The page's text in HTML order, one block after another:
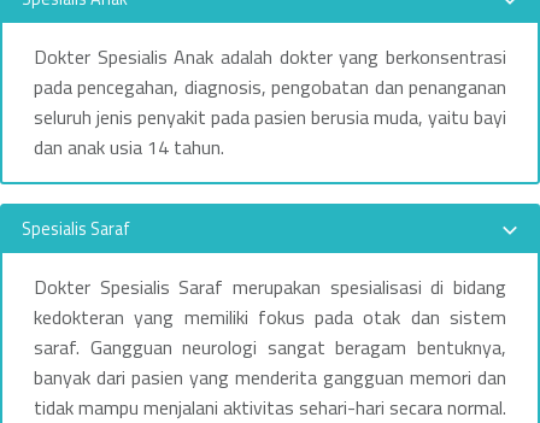
Dokter Spesialis Anak adalah dokter yang berkonsentrasi
pada pencegahan, diagnosis, pengobatan dan penanganan
seluruh jenis penyakit pada pasien berusia muda, yaitu bayi
dan anak usia 14 tahun.
Spesialis Saraf
Dokter Spesialis Saraf merupakan spesialisasi di bidang
kedokteran yang memiliki fokus pada otak dan sistem
saraf. Gangguan neurologi sangat beragam bentuknya,
banyak dari pasien yang menderita gangguan memori dan
tidak mampu menjalani aktivitas sehari-hari secara normal.